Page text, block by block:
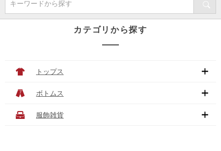
キーワードから探す
カテゴリから探す
トップス
ボトムス
服飾雑貨